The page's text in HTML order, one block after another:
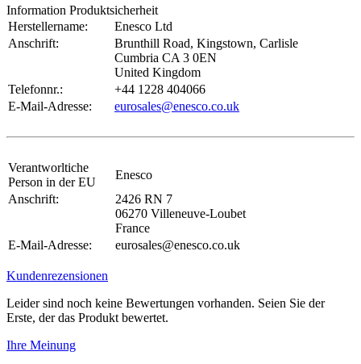
Information Produktsicherheit
Herstellername:
Enesco Ltd
Anschrift:
Brunthill Road, Kingstown, Carlisle
Cumbria CA 3 0EN
United Kingdom
Telefonnr.:
+44 1228 404066
E-Mail-Adresse:
eurosales@enesco.co.uk
Verantworltiche
Person in der EU
Enesco
Anschrift:
2426 RN 7
06270 Villeneuve-Loubet
France
E-Mail-Adresse:
eurosales@enesco.co.uk
Kundenrezensionen
Leider sind noch keine Bewertungen vorhanden. Seien Sie der
Erste, der das Produkt bewertet.
Ihre Meinung